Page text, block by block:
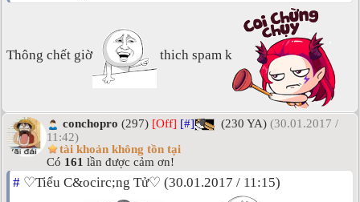
Thông chết giờ thich spam k
conchopro (297) [Off] [#] (230 YA) (30.01.2017 /
11:42)
tài khoản không tồn tại
Có 161 lần được cảm ơn!
# ♡Tiểu C&ocirc;ng Tử♡ (30.01.2017 / 11:15)